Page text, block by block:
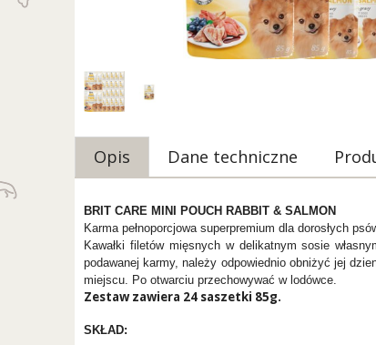
Opis Dane techniczne
BRIT CARE MINI POUCH RABBIT & SALMON
Karma pełnoporcjowa superpremium dla dorosłych
Kawałki filetów mięsnych w delikatnym sosie
podawanej karmy, należy odpowiednio obniżyć jej
miejscu. Po otwarciu przechowywać w lodówce.
Zestaw zawiera 24 saszetki 85g.
SKŁAD: